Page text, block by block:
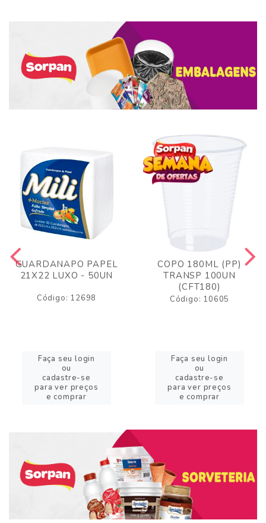
GUARDANAPO PAPEL
21X22 LUXO - 50UN
Código: 12698
Faça seu login
ou
cadastre-se
para ver preços
e comprar
COPO 180ML (PP)
TRANSP 100UN
(CFT180)
Código: 10605
Faça seu login
ou
cadastre-se
para ver preços
e comprar